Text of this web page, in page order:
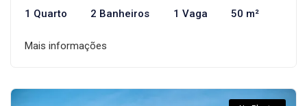
1 Quarto 2 Banheiros 1 Vaga 50 m²
Mais informações